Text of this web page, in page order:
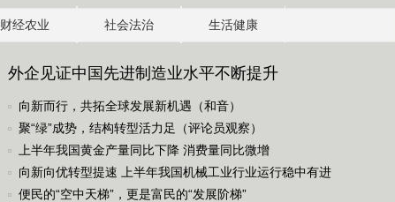
财经农业 社会法治 生活健康
外企见证中国先进制造业水平不断提升
向新而行，共拓全球发展新机遇（和音）
聚“绿”成势，结构转型活力足（评论员观察）
上半年我国黄金产量同比下降 消费量同比微增
向新向优转型提速 上半年我国机械工业行业运行稳中有进
便民的“空中天梯”，更是富民的“发展阶梯”